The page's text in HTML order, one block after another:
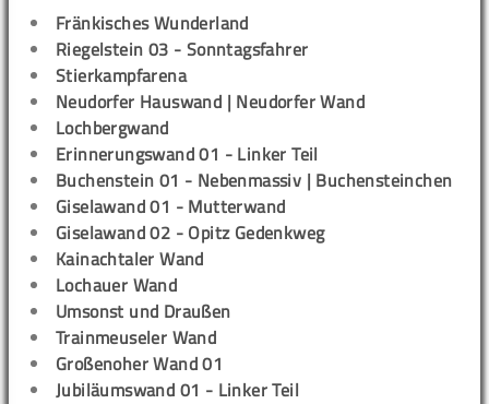
Fränkisches Wunderland
Riegelstein 03 - Sonntagsfahrer
Stierkampfarena
Neudorfer Hauswand | Neudorfer Wand
Lochbergwand
Erinnerungswand 01 - Linker Teil
Buchenstein 01 - Nebenmassiv | Buchensteinchen
Giselawand 01 - Mutterwand
Giselawand 02 - Opitz Gedenkweg
Kainachtaler Wand
Lochauer Wand
Umsonst und Draußen
Trainmeuseler Wand
Großenoher Wand 01
Jubiläumswand 01 - Linker Teil